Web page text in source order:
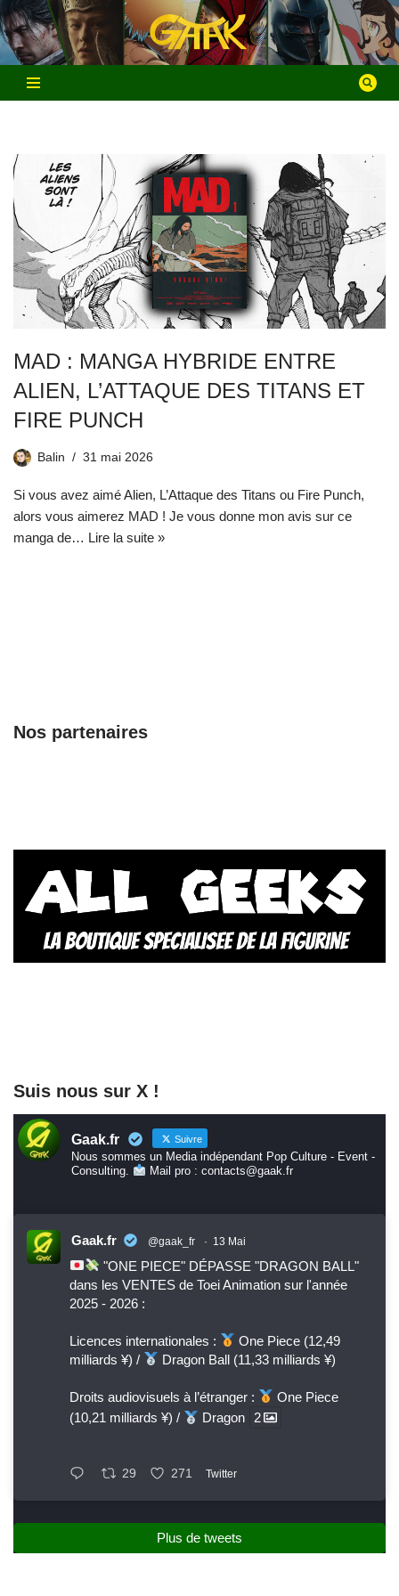
Aller
au
contenu
MAD : MANGA HYBRIDE ENTRE
ALIEN, L’ATTAQUE DES TITANS ET
FIRE PUNCH
Balin 31 mai 2026
Si vous avez aimé Alien, L’Attaque des Titans ou Fire Punch,
alors vous aimerez MAD ! Je vous donne mon avis sur ce
manga de… Lire la suite »
Nos partenaires
Suis nous sur X !
Gaak.fr Suivre
Nous sommes un Media indépendant Pop Culture - Event -
Consulting.
Mail pro : contacts@gaak.fr
Gaak.fr @gaak_fr · 13 Mai
"ONE PIECE" DÉPASSE "DRAGON BALL"
dans les VENTES de Toei Animation sur l'année
2025 - 2026 :
Licences internationales :
One Piece (12,49
milliards ¥) /
Dragon Ball (11,33 milliards ¥)
Droits audiovisuels à l’étranger :
One Piece
(10,21 milliards ¥) /
Dragon 2
29 271 Twitter
Plus de tweets